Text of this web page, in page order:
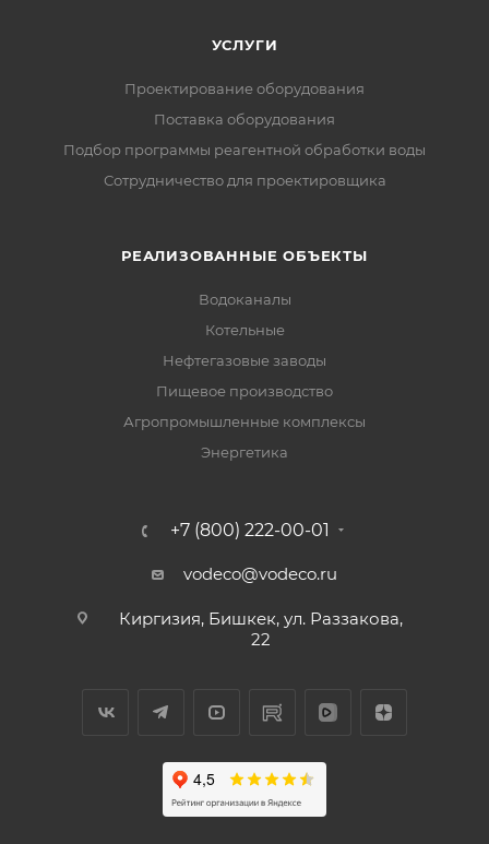
УСЛУГИ
Проектирование оборудования
Поставка оборудования
Подбор программы реагентной обработки воды
Сотрудничество для проектировщика
РЕАЛИЗОВАННЫЕ ОБЪЕКТЫ
Водоканалы
Котельные
Нефтегазовые заводы
Пищевое производство
Агропромышленные комплексы
Энергетика
+7 (800) 222-00-01
vodeco@vodeco.ru
Киргизия, Бишкек, ул. Раззакова,
22